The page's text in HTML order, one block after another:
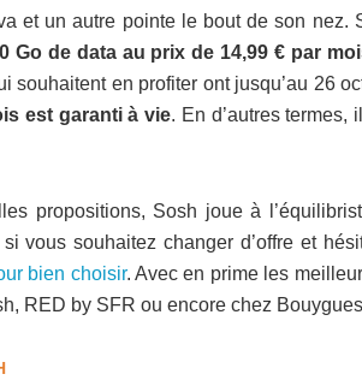
et un autre pointe le bout de son
Go de data au prix de 14,99 € par
souhaitent en profiter ont jusqu’au 26
est garanti à vie. En d’autres termes,
propositions, Sosh joue à
vous souhaitez changer d’offre et
bien choisir. Avec en prime les
RED by SFR ou encore chez